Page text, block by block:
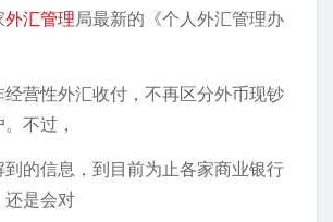
外汇管理局最新的《个人外汇管理办
经营性外汇收付，不再区分外币现钞
不过，
的信息，到目前为止各家商业银行
还是会对